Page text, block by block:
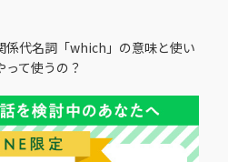
係代名詞「which」の意味と使い
って使うの？